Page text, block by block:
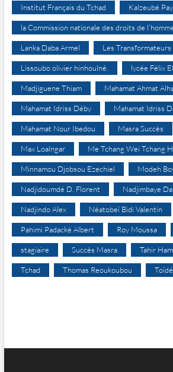
Institut Français du Tchad Kalzeubé
la Commission nationale des droits de
Lanka Daba Armel Les Transformateurs
Lissoubo olivier hinhoulné. lycée Félix
Madjiguene Thiam Mahamat Ahmat
Mahamat Idriss Déby Mahamat Idriss
Mahamat Nour Ibedou Masra Succès
Max Loalngar Me Tchang Wei Tchang
Minnamou Djobsou Ezechiel Modeh
Nadjidoumdé D. Florent Nadjimbaye
Nadjindo Alex Néatobeï Bidi Valentin
Pahimi Padacké Albert Roy Moussa
stagiaire Succès Masra Tahir
Tchad Thomas Reoukoubou